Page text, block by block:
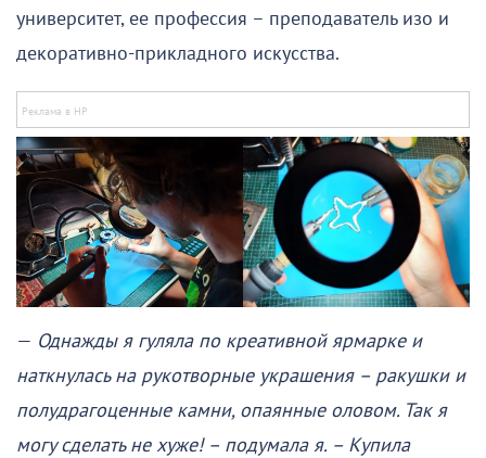
университет, ее профессия – преподаватель изо и
декоративно-прикладного искусства.
— Однажды я гуляла по креативной ярмарке и
наткнулась на рукотворные украшения – ракушки и
полудрагоценные камни, опаянные оловом. Так я
могу сделать не хуже! – подумала я. – Купила